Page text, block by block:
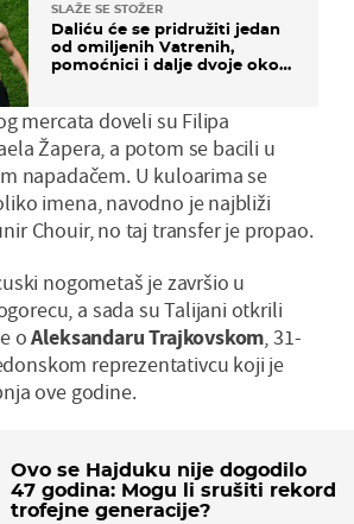
SLAŽE SE STOŽER
Daliću će se pridružiti jedan
od omiljenih Vatrenih,
pomoćnici i dalje dvoje oko
mercata doveli su Filipa
Žapera, a potom se bacili u
napadačem. U kuloarima se
imena, navodno je najbliži
Chouir, no taj transfer je propao.
nogometaš je završio u
a sada su Talijani otkrili
oAleksandaru Trajkovskom, 31-
reprezentativcu koji je
ove godine.
Ovo se Hajduku nije dogodilo
47 godina: Mogu li srušiti rekord
trofejne generacije?